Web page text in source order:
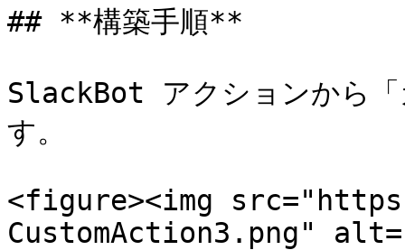
## **構築手順**
SlackBot アクションから「
す。
<figure><img
CustomAction3.png"